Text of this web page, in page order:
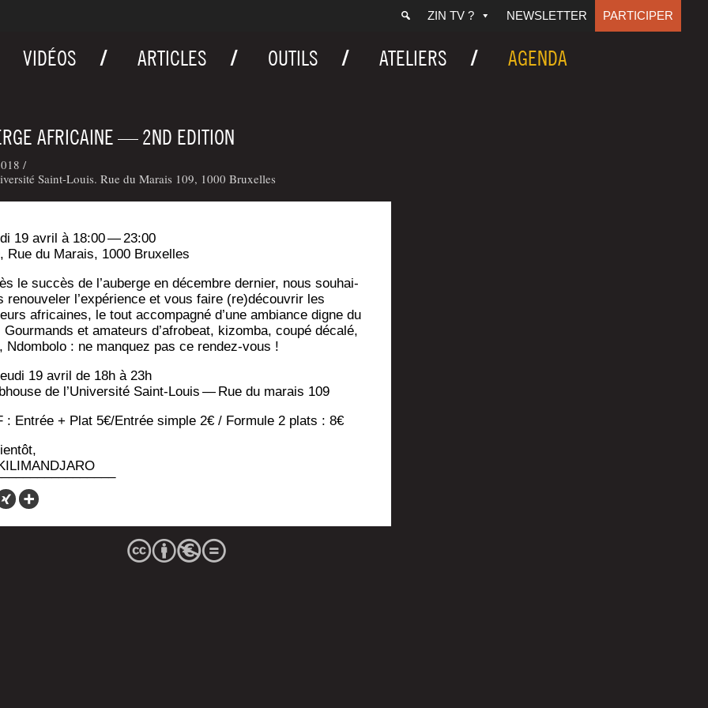
ZIN TV ? NEWSLETTER PARTICIPER
VIDÉOS ARTICLES OUTILS ATELIERS AGENDA
AFRICAINE — 2ND EDITION
/
Saint-Louis. Rue du Marais 109, 1000 Bruxelles
19 avril à 18:00 — 23:00
Rue du Marais, 1000 Bruxelles
le suc­cès de l’auberge en décembre der­nier, nous sou­hai­
renou­ve­ler l’ex­pé­rience et vous faire (re)découvrir les
afri­caines, le tout accom­pa­gné d’une ambiance digne du
Gour­mands et ama­teurs d’a­fro­beat, kizom­ba, cou­pé déca­lé,
Ndom­bo­lo : ne man­quez pas ce rendez-vous !
19 avril de 18h à 23h
de l’U­ni­ver­si­té Saint-Louis — Rue du marais 109
: Entrée + Plat 5€/Entrée simple 2€ / For­mule 2 plats : 8€